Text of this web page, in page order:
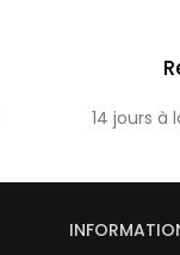
14 jours à